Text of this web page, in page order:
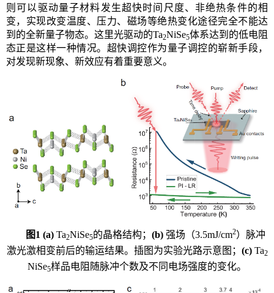
则可以驱动量子材料发生超快时间尺度、非绝热条件的相
变，实现改变温度、压力、磁场等绝热变化途径完全不能达
到的全新量子物态。这里光驱动的Ta2NiSe5体系达到的低电阻
态正是这样一种情况。超快调控作为量子调控的崭新手段，
对发现新现象、新效应有着重要意义。
图1 (a) Ta2NiSe5的晶格结构； (b) 强场（3.5mJ/cm2）脉冲
激光激相变前后的输运结果。插图为实验光路示意图； (c)Ta2
NiSe5样品电阻随脉冲个数及不同电场强度的变化。